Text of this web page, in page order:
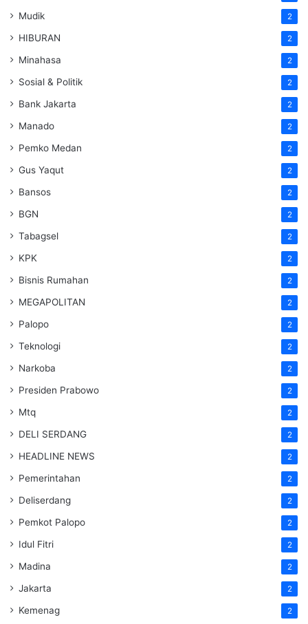
Mudik 2
HIBURAN 2
Minahasa 2
Sosial & Politik 2
Bank Jakarta 2
Manado 2
Pemko Medan 2
Gus Yaqut 2
Bansos 2
BGN 2
Tabagsel 2
KPK 2
Bisnis Rumahan 2
MEGAPOLITAN 2
Palopo 2
Teknologi 2
Narkoba 2
Presiden Prabowo 2
Mtq 2
DELI SERDANG 2
HEADLINE NEWS 2
Pemerintahan 2
Deliserdang 2
Pemkot Palopo 2
Idul Fitri 2
Madina 2
Jakarta 2
Kemenag 2